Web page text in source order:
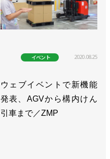
イベント 2020.08.25
ウェブイベントで新機能
発表、AGVから構内けん
引車まで／ZMP